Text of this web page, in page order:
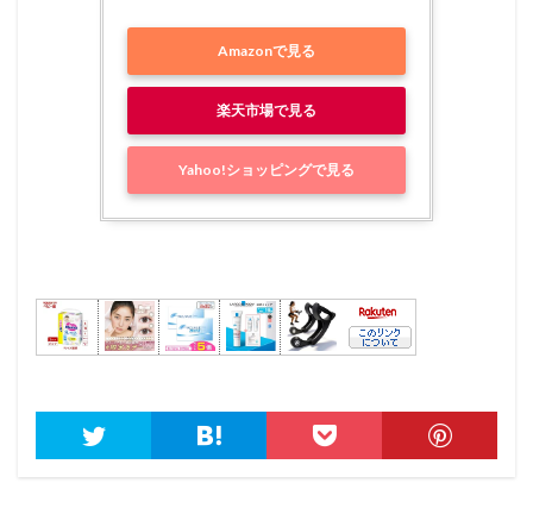
Amazonで見る
楽天市場で見る
Yahoo!ショッピングで見る